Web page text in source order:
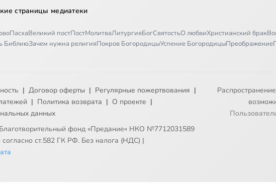
страницы медиатеки
ПасхаВеликий постПостМолитваЛитургияБогСвятостьО любвиХристианский брак
БиблиюЗачем нужна религияПокров БогородицыУспение БогородицыПреображение
| Договор оферты | Регулярные пожертвования |
| Политика возврата | О проекте |
данных
фонд «Предание» НКО №7712031589
ст.582 ГК РФ. Без налога (НДС) |